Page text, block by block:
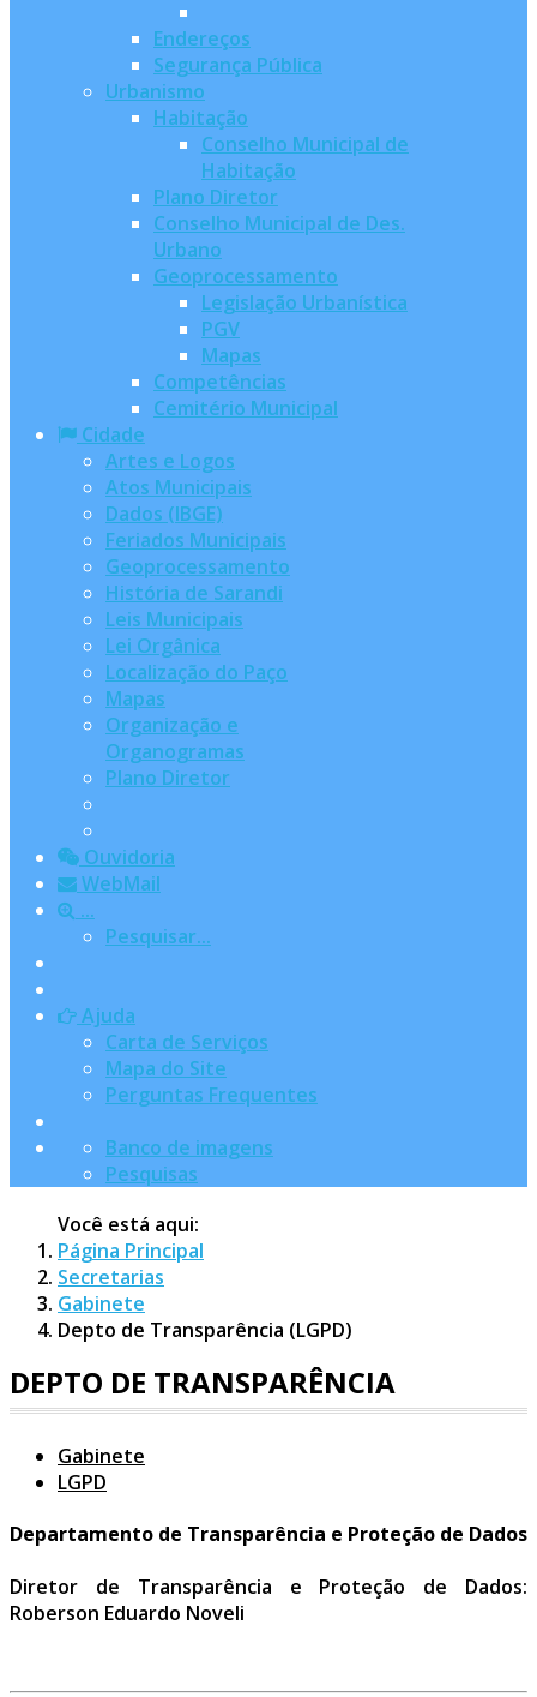
Endereços
Segurança Pública
Urbanismo
Habitação
Conselho Municipal de
Habitação
Plano Diretor
Conselho Municipal de Des.
Urbano
Geoprocessamento
Legislação Urbanística
PGV
Mapas
Competências
Cemitério Municipal
Cidade
Artes e Logos
Atos Municipais
Dados (IBGE)
Feriados Municipais
Geoprocessamento
História de Sarandi
Leis Municipais
Lei Orgânica
Localização do Paço
Mapas
Organização e
Organogramas
Plano Diretor
Ouvidoria
WebMail
...
Pesquisar...
Ajuda
Carta de Serviços
Mapa do Site
Perguntas Frequentes
Banco de imagens
Pesquisas
Você está aqui:
Página Principal
Secretarias
Gabinete
Depto de Transparência (LGPD)
DEPTO DE TRANSPARÊNCIA
Gabinete
LGPD
Departamento de Transparência e Proteção de Dados
Diretor de Transparência e Proteção de Dados:
Roberson Eduardo Noveli